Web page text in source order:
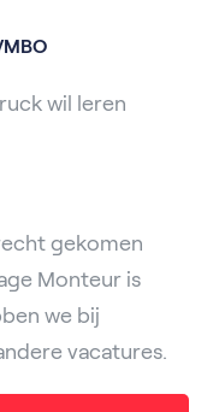
wil leren
gekomen
Monteur is
we bij
vacatures.